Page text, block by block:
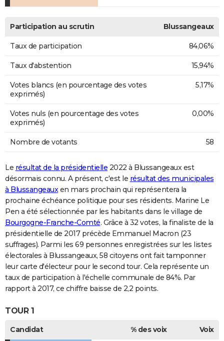
Participation au scrutin Blussangeaux
Taux de participation 84,06%
Taux d'abstention 15,94%
Votes blancs (en pourcentage des votes
exprimés)
5,17%
Votes nuls (en pourcentage des votes
exprimés)
0,00%
Nombre de votants 58
Le résultat de la présidentielle 2022 à Blussangeaux est
désormais connu. A présent, c'est le résultat des municipales
à Blussangeauxen mars prochain qui représentera la
prochaine échéance politique pour ses résidents. Marine Le
Pen a été sélectionnée par les habitants dans le village de
Bourgogne-Franche-Comté. Grâce à 32 votes, la finaliste de la
présidentielle de 2017 précède Emmanuel Macron (23
suffrages). Parmi les 69 personnes enregistrées sur les listes
électorales à Blussangeaux, 58 citoyens ont fait tamponner
leur carte d'électeur pour le second tour. Cela représente un
taux de participation à l'échelle communale de 84%. Par
rapport à 2017, ce chiffre baisse de 2,2 points.
TOUR 1
Candidat % des voix
Voix